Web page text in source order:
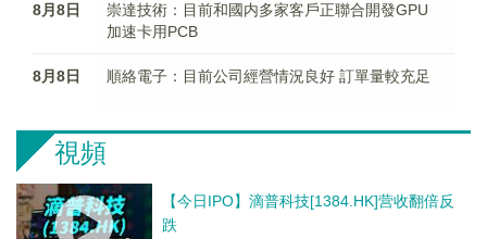
8月8日
崇達技術：目前和國内多家客戶正聯合開發GPU
加速卡用PCB
8月8日 順絡電子：目前公司經營情況良好 訂單量較充足
視頻
【今日IPO】滴普科技[1384.HK]营收翻倍反
跌